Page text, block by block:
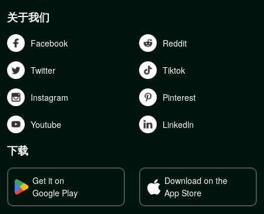
关于我们
Facebook Reddit
Twitter Tiktok
Instagram Pinterest
Youtube Linkedln
下载
Get it on
Google Play
Download on the
App Store